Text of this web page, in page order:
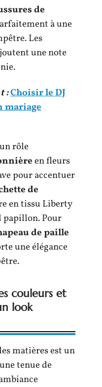
de
à une
Les
une note
:Choisir le DJ
mariage
rôle
en fleurs
pour accentuer
de
en tissu Liberty
papillon. Pour
de paille
une élégance
couleurs et
look
matières est un
tenue de